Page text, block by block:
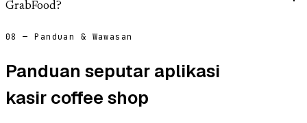
GrabFood?
08 — Panduan & Wawasan
Panduan seputar aplikasi
kasir coffee shop